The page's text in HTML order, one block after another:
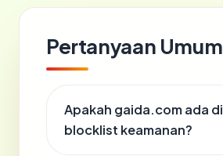
Pertanyaan Umum
Apakah gaida.com ada di
blocklist keamanan?